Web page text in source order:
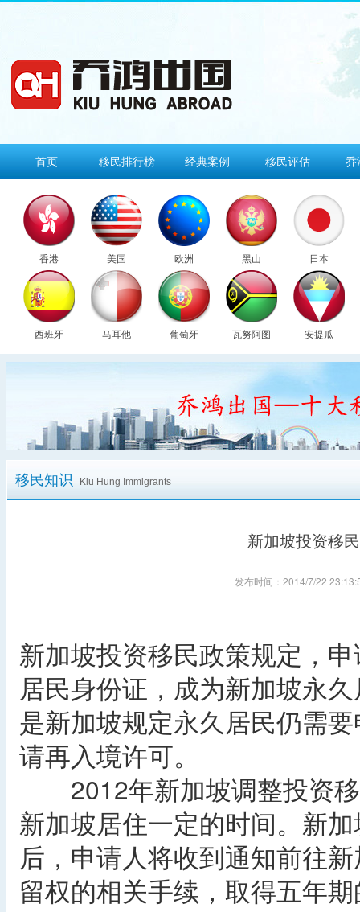
首页 移民排行榜 经典案例 移民评估 乔
香港 美国 欧洲 黑山 日本
西班牙 马耳他 葡萄牙 瓦努阿图 安提瓜
移民知识 Kiu Hung Immigrants
新加坡投资移
发布时间：2014/7/22
新加坡投资移民政策规定，
居民身份证，成为新加坡永
是新加坡规定永久居民仍需
请再入境许可。
2012年新加坡调整投资移
新加坡居住一定的时间。新
后，申请人将收到通知前往
留权的相关手续，取得五年